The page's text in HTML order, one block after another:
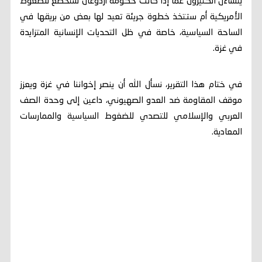
الأمريكية أم ستتخذ خطوة جريئة تعيد لها بعض من بريقها في
الساحة السياسية، خاصة في ظل التحديات الإنسانية المتزايدة
في غزة.
في ختام هذا التقرير، نسأل الله أن ينصر إخواننا في غزة ويعزز
موقف المقاومة ضد العدو الصهيوني، داعين إلى وحدة الصف
العربي والإسلامي للتصدي للضغوط السياسية والممارسات
المعادية.